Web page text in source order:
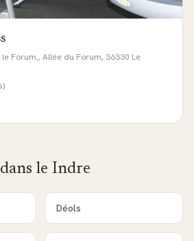
Forum,, Allée du Forum, 36330 Le
le Indre
Déols